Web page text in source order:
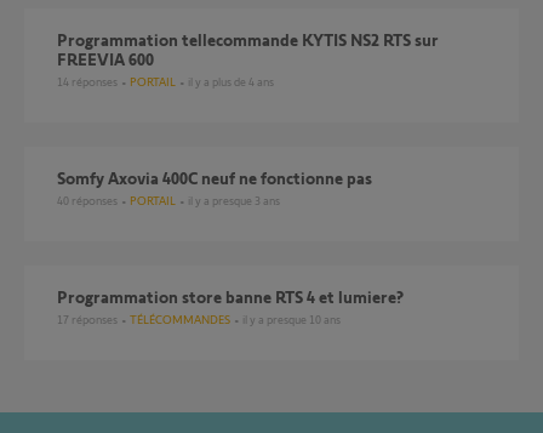
programmation tellecommande KYTIS NS2 RTS sur
FREEVIA 600
14 réponses PORTAIL il y a plus de 4 ans
Somfy Axovia 400C neuf ne fonctionne pas
40 réponses PORTAIL il y a presque 3 ans
Programmation store banne RTS 4 et lumiere?
17 réponses TÉLÉCOMMANDES il y a presque 10 ans